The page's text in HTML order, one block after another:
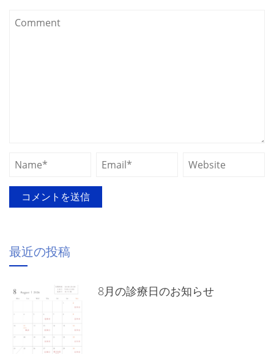
最近の投稿
8月の診療日のお知らせ